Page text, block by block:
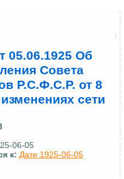
05.06.1925 Об
Совета
Р.С.Ф.С.Р. от 8
сети
06-05
к: Дате 1925-06-05